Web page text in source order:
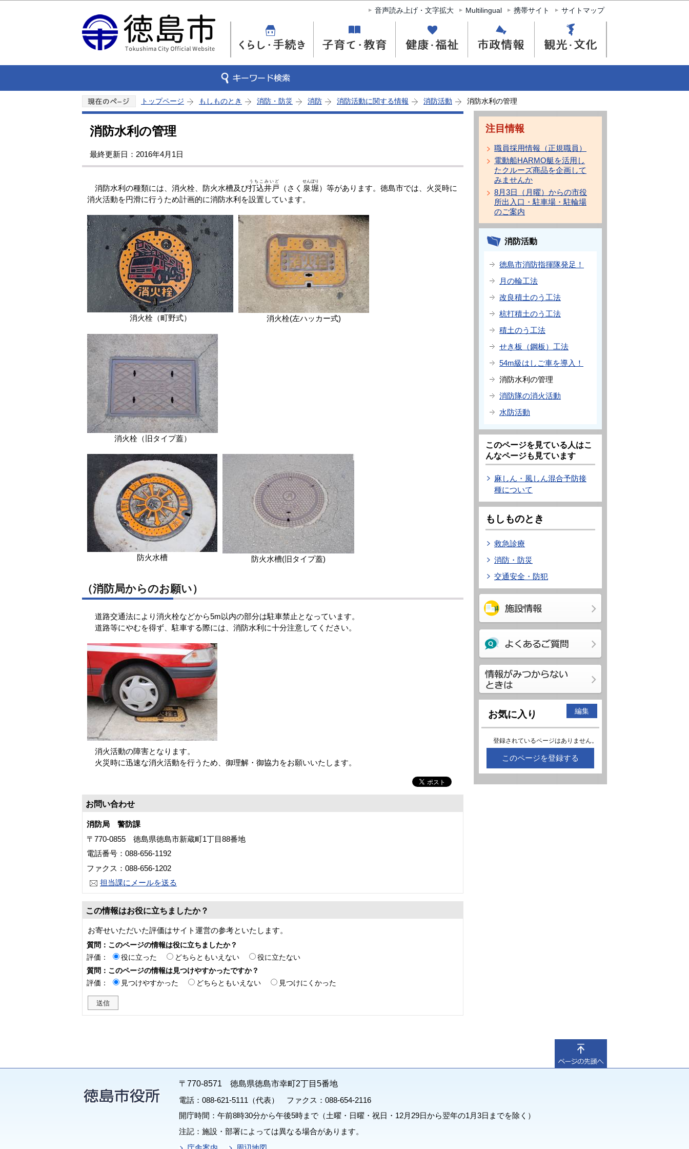
このページの本文へ移動
音声読み上げ・文字拡大 Multilingual 携帯サイト サイトマップ
トップページ もしものとき 消防・防災 消防 消防活動に関する情報 消防活動 消防水利の管理
消防水利の管理
最終更新日：2016年4月1日
消防水利の種類には、消火栓、防火水槽及び打込井戸
うちこみいど
（さく 泉堀
せんぼり
）等があります。徳島市では、火災時に
消火活動を円滑に行うため計画的に消防水利を設置しています。
消火栓（町野式） 消火栓(左ハッカー式)
消火栓（旧タイプ蓋）
防火水槽 防火水槽(旧タイプ蓋)
（消防局からのお願い）
道路交通法により消火栓などから5m以内の部分は駐車禁止となっています。
道路等にやむを得ず、駐車する際には、消防水利に十分注意してください。
消火活動の障害となります。
火災時に迅速な消火活動を行うため、御理解・御協力をお願いいたします。
お問い合わせ
消防局 警防課
〒770-0855 徳島県徳島市新蔵町1丁目88番地
電話番号：088-656-1192
ファクス：088-656-1202
担当課にメールを送る
この情報はお役に立ちましたか？
お寄せいただいた評価はサイト運営の参考といたします。
質問：このページの情報は役に立ちましたか？
評価：
役に立った どちらともいえない
役に立たない
質問：このページの情報は見つけやすかったですか？
評価：
見つけやすかった どちらともいえない 見つけにくかった
注目情報
職員採用情報（正規職員）
電動船HARMO艇を活用し
たクルーズ商品を企画して
みませんか
8月3日（月曜）からの市役
所出入口・駐車場・駐輪場
のご案内
消防活動
徳島市消防指揮隊発足！
月の輪工法
改良積土のう工法
杭打積土のう工法
積土のう工法
せき板（鋼板）工法
54m級はしご車を導入！
消防水利の管理
消防隊の消火活動
水防活動
このページを見ている人はこ
んなページも見ています
麻しん・風しん混合予防接
種について
もしものとき
救急診療
消防・防災
交通安全・防犯
お気に入り 編集
登録されているページはありません。
このページを登録する
〒770-8571 徳島県徳島市幸町2丁目5番地
電話：088-621-5111（代表） ファクス：088-654-2116
開庁時間：午前8時30分から午後5時まで（土曜・日曜・祝日・12月29日から翌年の1月3日までを除く）
注記：施設・部署によっては異なる場合があります。